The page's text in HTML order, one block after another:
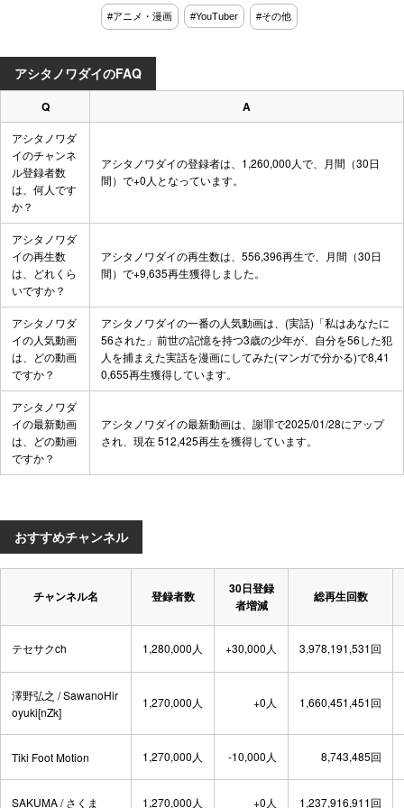
おすすめチャンネル
チャンネル名 登録者数
30日登録
者増減
総再生回数
テセサクch 1,280,000人 +30,000人 3,978,191,531回
澤野弘之 / SawanoHir
oyuki[nZk]
1,270,000人 +0人 1,660,451,451回
Tiki Foot Motion 1,270,000人 -10,000人 8,743,485回
SAKUMA / さくま 1,270,000人 +0人 1,237,916,911回
#アニメ・漫画 #YouTuber #その他
アシタノワダイのFAQ
Q A
アシタノワダ
イのチャンネ
ル登録者数
は、何人です
か？
アシタノワダイの登録者は、1,260,000人で、月間（30日
間）で+0人となっています。
アシタノワダ
イの再生数
は、どれくら
いですか？
アシタノワダイの再生数は、556,396再生で、月間（30日
間）で+9,635再生獲得しました。
アシタノワダ
イの人気動画
は、どの動画
ですか？
アシタノワダイの一番の人気動画は、 (実話)「私はあなたに
56された」前世の記憶を持つ3歳の少年が、自分を56した犯
人を捕まえた実話を漫画にしてみた(マンガで分かる)で8,41
0,655再生獲得しています。
アシタノワダ
イの最新動画
は、どの動画
ですか？
アシタノワダイの最新動画は、 謝罪で2025/01/28にアップ
され、現在 512,425再生を獲得しています。